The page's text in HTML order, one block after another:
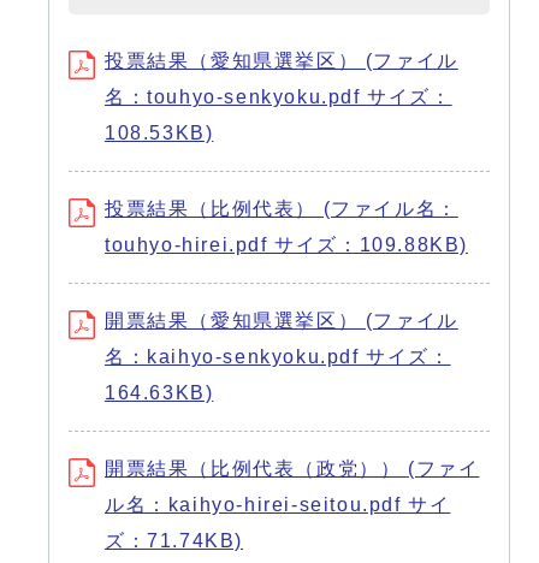
投票結果（愛知県選挙区） (ファイル
名：touhyo-senkyoku.pdf サイズ：
108.53KB)
投票結果（比例代表） (ファイル名：
touhyo-hirei.pdf サイズ：109.88KB)
開票結果（愛知県選挙区） (ファイル
名：kaihyo-senkyoku.pdf サイズ：
164.63KB)
開票結果（比例代表（政党）） (ファイ
ル名：kaihyo-hirei-seitou.pdf サイ
ズ：71.74KB)